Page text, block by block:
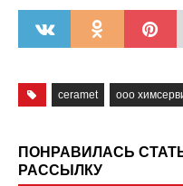
ceramet ооо
ПОНРАВИЛАСЬ
РАССЫЛКУ